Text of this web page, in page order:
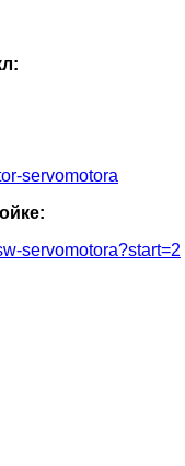
servomotora
servomotora?start=2